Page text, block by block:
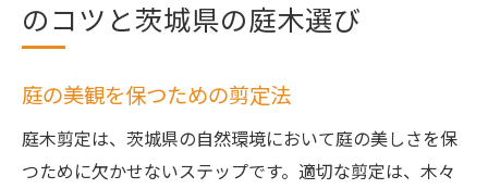
のコツと茨城県の庭木選び
庭の美観を保つための剪定法
庭木剪定は、茨城県の自然環境において庭の美しさを保
つために欠かせないステップです。適切な剪定は、木々